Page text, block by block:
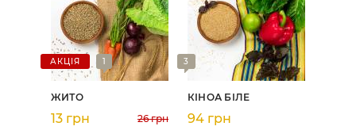
АКЦІЯ 1
ЖИТО
13 грн 26 грн
3
КІНОА БІЛЕ
94 грн